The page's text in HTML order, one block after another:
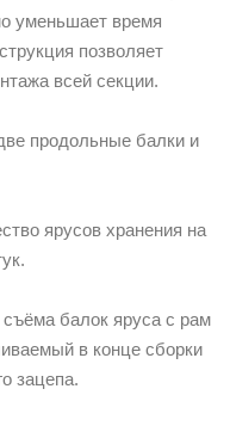
уменьшает время
позволяет
всей секции.
продольные балки и
ярусов хранения на
балок яруса с рам
в конце сборки
зацепа.